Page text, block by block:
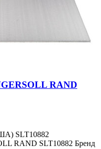
RAND
SLT10882
RAND SLT10882 Бренд